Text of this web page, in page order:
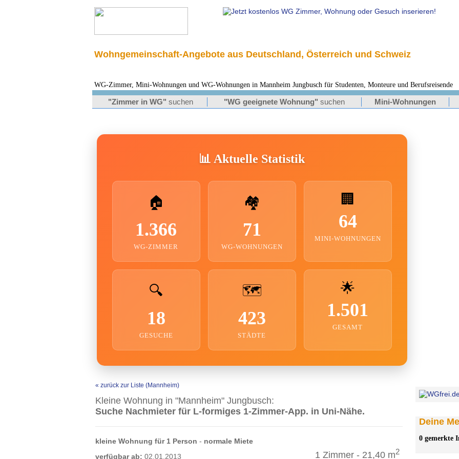
Wohngemeinschaft-Angebote aus Deutschland, Österreich und Schweiz
WG-Zimmer, Mini-Wohnungen und WG-Wohnungen in Mannheim Jungbusch für Studenten, Monteure und Berufsreisende
"Zimmer in WG" suchen "WG geeignete Wohnung" suchen Mini-Wohnungen
📊 Aktuelle Statistik
🏠
1.366
WG-ZIMMER
🏘️
71
WG-WOHNUNGEN
🏢
64
MINI-WOHNUNGEN
🔍
18
GESUCHE
🗺️
423
STÄDTE
🌟
1.501
GESAMT
« zurück zur Liste (Mannheim)
Kleine Wohnung in "Mannheim" Jungbusch:
Suche Nachmieter für L-formiges 1-Zimmer-App. in Uni-Nähe.
kleine Wohnung für 1 Person - normale Miete
verfügbar ab: 02.01.2013
1 Zimmer - 21,40 m2
Deine
0 gemerkte